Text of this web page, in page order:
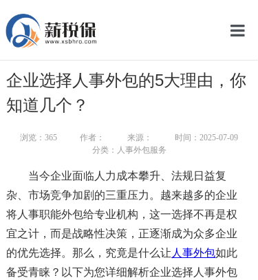
网
企业选择人事外包的5大理由，你
知道几个？
浏览： 365 作者： 来源：
时间：2025-07-09
分类：人事外包服务
当今企业面临人力成本攀升、法规日益复
杂、市场竞争加剧的三重压力。越来越多的企业
将人事职能外包给专业机构，这一选择不再是权
宜之计，而是战略性决策，正逐渐成为众多企业
的优先选择。那么，究竟是什么让 人事外包如此
备受青睐？以下为您详细解析企业选择人事外包